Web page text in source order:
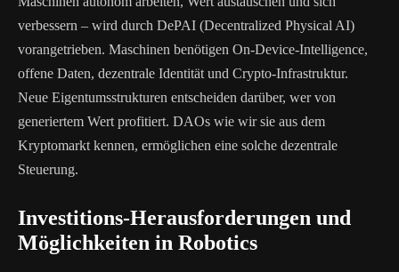
verbessern – wird durch DePAI (Decentralized Physical AI)
vorangetrieben. Maschinen benötigen On-Device-Intelligence,
offene Daten, dezentrale Identität und Crypto-Infrastruktur.
Neue Eigentumsstrukturen entscheiden darüber, wer von
generiertem Wert profitiert. DAOs wie wir sie aus dem
Kryptomarkt kennen, ermöglichen eine solche dezentrale
Steuerung.
Investitions-Herausforderungen und
Möglichkeiten in Robotics